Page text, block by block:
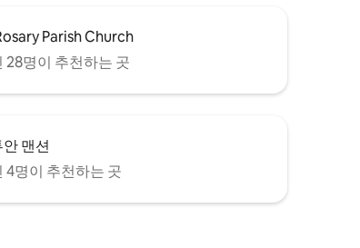
Parish Church
28명이 추천하는 곳
맨션
4명이 추천하는 곳